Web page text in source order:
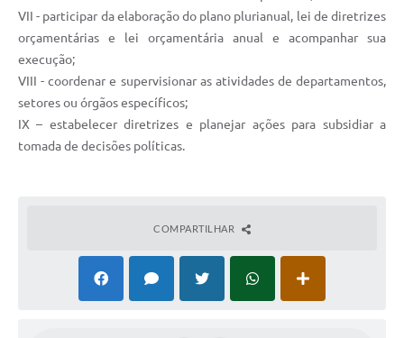
VII - participar da elaboração do plano plurianual, lei de diretrizes
orçamentárias e lei orçamentária anual e acompanhar sua
execução;
VIII - coordenar e supervisionar as atividades de departamentos,
setores ou órgãos específicos;
IX – estabelecer diretrizes e planejar ações para subsidiar a
tomada de decisões políticas.
COMPARTILHAR